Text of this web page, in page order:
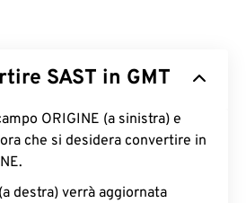
SAST in GMT
ORIGINE (a sinistra) e
che si desidera convertire in
destra) verrà aggiornata